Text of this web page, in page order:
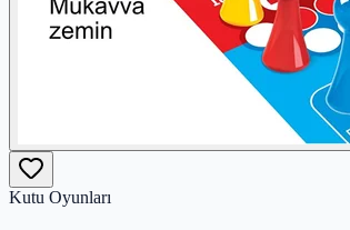
Kutu Oyunları